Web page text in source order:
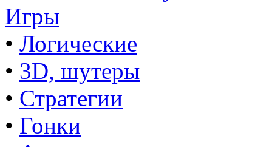
Игры
• Логические
• 3D, шутеры
• Стратегии
• Гонки